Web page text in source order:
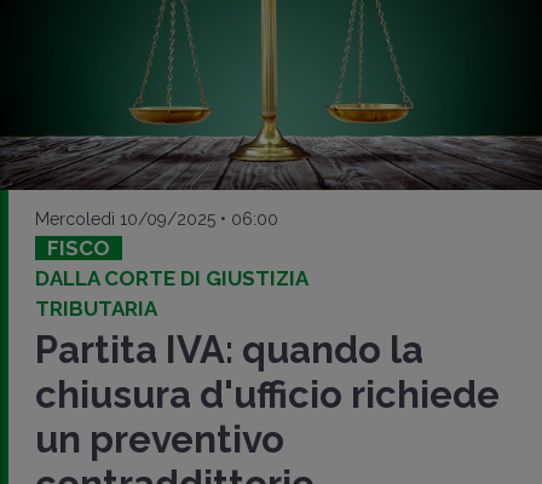
Mercoledì 10/09/2025 • 06:00
FISCO
DALLA CORTE DI GIUSTIZIA
TRIBUTARIA
Partita IVA: quando la
chiusura d'ufficio richiede
un preventivo